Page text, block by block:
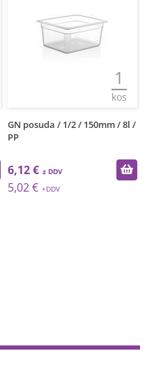
1
kos
GN posuda / 1/2 / 150mm / 8l /
PP
6,12 €
5,02 €